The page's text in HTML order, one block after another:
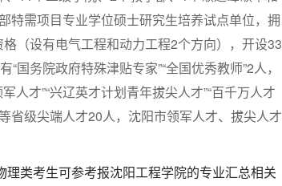
特需项目专业学位硕士研究生培养试点单位，拥
（设有电气工程和动力工程2个方向），开设33
国务院政府特殊津贴专家”“全国优秀教师”2人，
人才”“兴辽英才计划青年拔尖人才”“百千万人才
省级尖端人才20人，沈阳市领军人才、拔尖人才
类考生可参考报沈阳工程学院的专业汇总相关